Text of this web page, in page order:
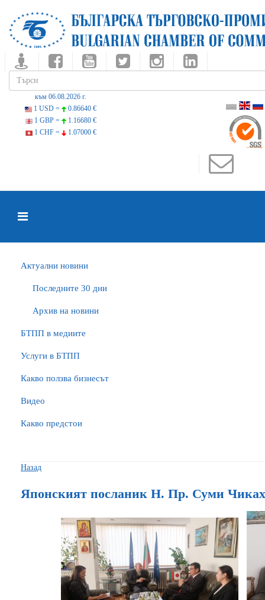
към 06.08.2026 г.
1 USD =
0.86640 €
1 GBP =
1.16680 €
1 CHF =
1.07000 €
Актуални новини
Последните 30 дни
Архив на новини
БTПП в медиите
Услуги в БТПП
Какво ползва бизнесът
Видео
Какво предстои
Назад
Японският посланик Н. Пр. Суми